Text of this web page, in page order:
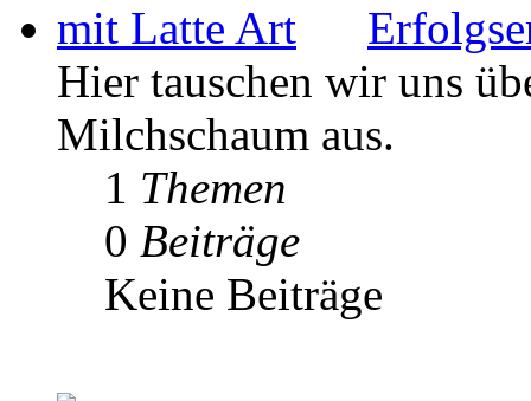
Hier tauschen wir uns
Milchschaum aus.
1 Themen
0 Beiträge
Keine Beiträge